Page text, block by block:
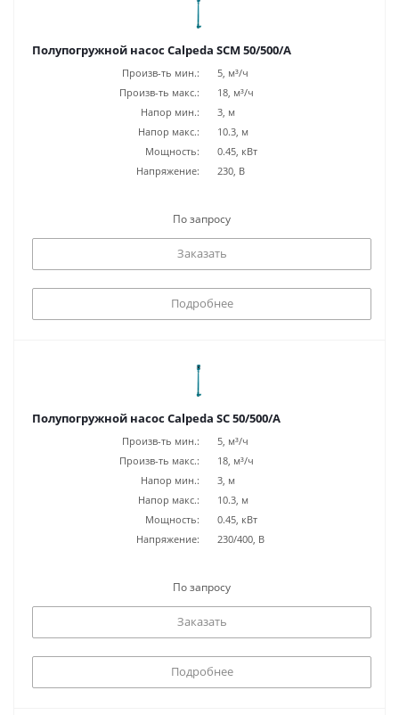
Полупогружной насос Calpeda SCM 50/500/A
Произв-ть мин.:
5, м³/ч
Произв-ть макс.:
18, м³/ч
Напор мин.:
3, м
Напор макс.:
10.3, м
Мощность:
0.45, кВт
Напряжение:
230, В
По запросу
Заказать
Подробнее
Полупогружной насос Calpeda SC 50/500/A
Произв-ть мин.:
5, м³/ч
Произв-ть макс.:
18, м³/ч
Напор мин.:
3, м
Напор макс.:
10.3, м
Мощность:
0.45, кВт
Напряжение:
230/400, В
По запросу
Заказать
Подробнее